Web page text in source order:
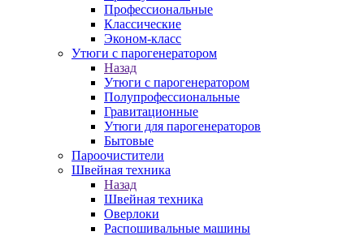
Профессиональные
Классические
Эконом-класс
Утюги с парогенератором
Назад
Утюги с парогенератором
Полупрофессиональные
Гравитационные
Утюги для парогенераторов
Бытовые
Пароочистители
Швейная техника
Назад
Швейная техника
Оверлоки
Распошивальные машины